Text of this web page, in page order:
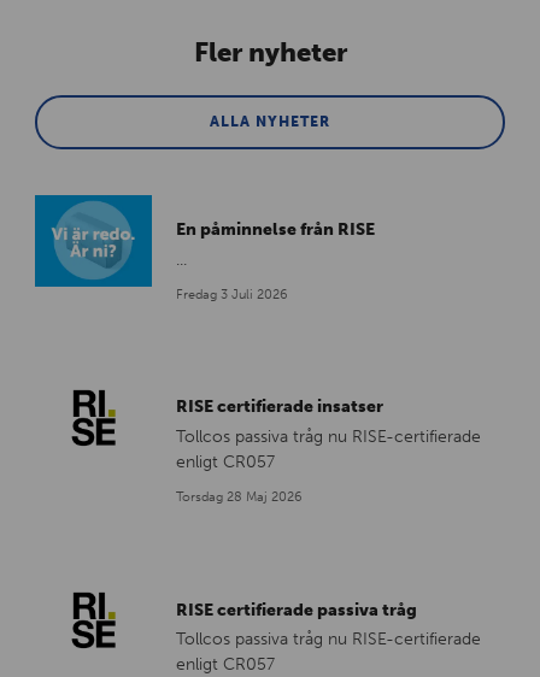
Fler nyheter
ALLA NYHETER
En påminnelse från RISE
...
Fredag 3 Juli 2026
RISE certifierade insatser
Tollcos passiva tråg nu RISE-certifierade
enligt CR057
Torsdag 28 Maj 2026
RISE certifierade passiva tråg
Tollcos passiva tråg nu RISE-certifierade
enligt CR057